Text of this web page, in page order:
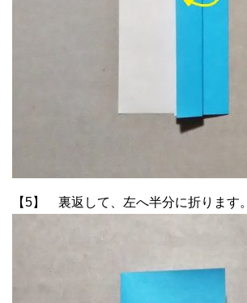
【5】 裏返して、左へ半分に折ります。